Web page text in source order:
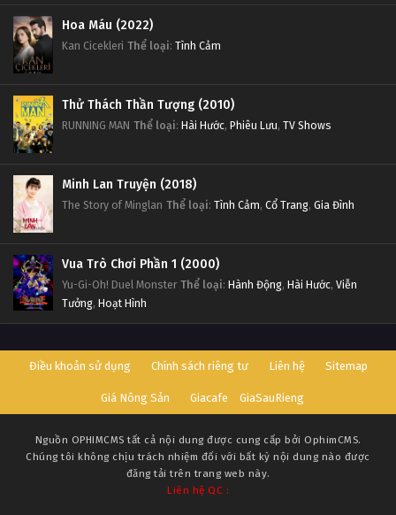
Hoa Máu (2022)
Kan Cicekleri Thể loại: Tình Cảm
Thử Thách Thần Tượng (2010)
RUNNING MAN Thể loại: Hài Hước, Phiêu Lưu, TV Shows
Minh Lan Truyện (2018)
The Story of Minglan Thể loại: Tình Cảm, Cổ Trang, Gia Đình
Vua Trò Chơi Phần 1 (2000)
Yu-Gi-Oh! Duel Monster Thể loại: Hành Động, Hài Hước, Viễn
Tưởng, Hoạt Hình
Điều khoản sử dụng Chính sách riêng tư Liên hệ Sitemap
Giá Nông Sản Giacafe GiaSauRieng
Nguồn OPHIMCMS tất cả nội dung được cung cấp bởi OphimCMS.
Chúng tôi không chịu trách nhiệm đối với bất kỳ nội dung nào được
đăng tải trên trang web này.
Liên hệ QC :